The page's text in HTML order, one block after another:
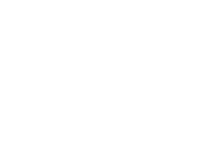
type-version "1.0" --title